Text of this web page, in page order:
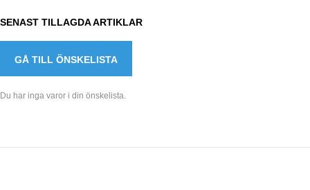
SENAST TILLAGDA ARTIKLAR
GÅ TILL ÖNSKELISTA
Du har inga varor i din önskelista.